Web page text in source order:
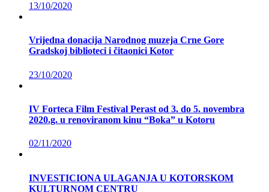
13/10/2020
Vrijedna donacija Narodnog muzeja Crne Gore
Gradskoj biblioteci i čitaonici Kotor
23/10/2020
IV Forteca Film Festival Perast od 3. do 5. novembra
2020.g. u renoviranom kinu “Boka” u Kotoru
02/11/2020
INVESTICIONA ULAGANJA U KOTORSKOM
KULTURNOM CENTRU